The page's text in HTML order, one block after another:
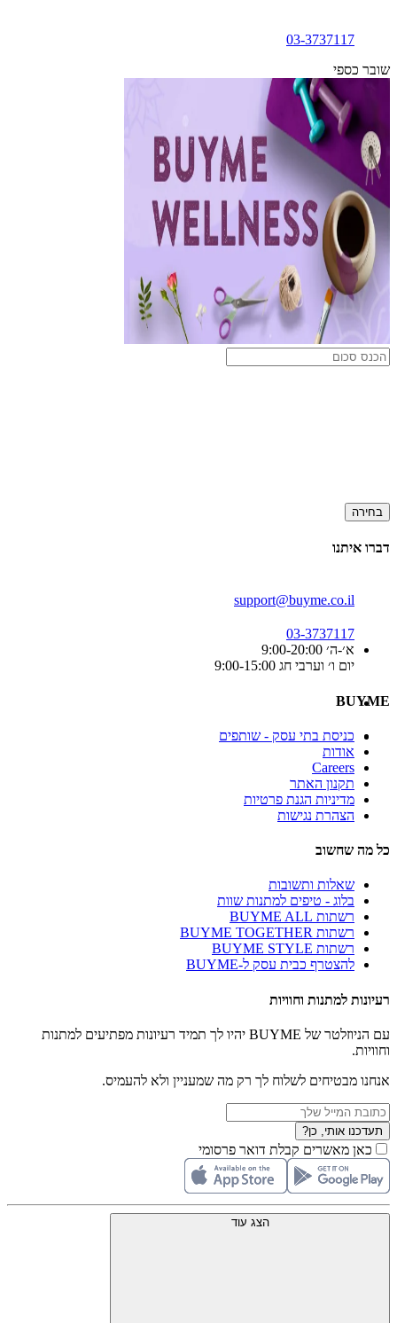
03-3737117
שובר כספי
בחירה
דברו איתנו
support@buyme.co.il
03-3737117
א׳-ה׳ 9:00-20:00
יום ו׳ וערבי חג 9:00-15:00
BUYME
כניסת בתי עסק - שותפים
אודות
Careers
תקנון האתר
מדיניות הגנת פרטיות
הצהרת נגישות
כל מה שחשוב
שאלות ותשובות
בלוג - טיפים למתנות שוות
רשתות BUYME ALL
רשתות BUYME TOGETHER
רשתות BUYME STYLE
להצטרף כבית עסק ל-BUYME
רעיונות למתנות וחוויות
עם הניוזלטר של BUYME יהיו לך תמיד רעיונות מפתיעים למתנות
וחוויות.
אנחנו מבטיחים לשלוח לך רק מה שמעניין ולא להעמיס.
תעדכנו אותי, כן?
כאן מאשרים קבלת דואר פרסומי
הצג עוד